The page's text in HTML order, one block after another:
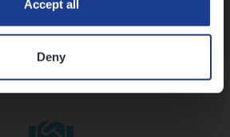
Accept all
Deny
met leidinggevende